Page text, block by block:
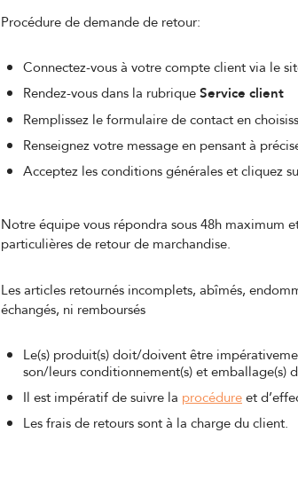
Procédure de demande de retour:
Connectez-vous à votre compte client via le
Rendez-vous dans la rubriqueService client
Remplissez le formulaire de contact en
Renseignez votre message en pensant à
Acceptez les conditions générales et cliquez
Notre équipe vous répondra sous 48h maximum
particulières de retour de marchandise.
Les articles retournés incomplets, abîmés,
échangés, ni remboursés
Le(s) produit(s) doit/doivent être
son/leurs conditionnement(s) et emballage(s)
Il est impératif de suivre la procédureet
Les frais de retours sont à la charge du client.